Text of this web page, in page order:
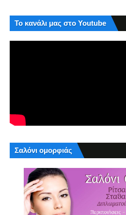
Το κανάλι μας στο Youtube
Σαλόνι ομορφιάς